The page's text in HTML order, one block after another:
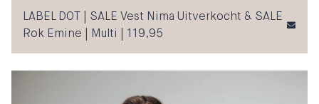
LABEL DOT | SALE Vest Nima Uitverkocht & SALE
Rok Emine | Multi | 119,95